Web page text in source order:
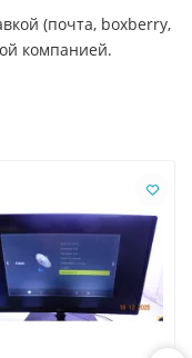
(почта, boxberry,
компанией.